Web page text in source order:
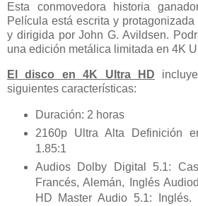
Esta conmovedora historia
Película está escrita y
y dirigida por John G. Avildsen.
una edición metálica limitada en 4K
El disco en 4K Ultra HD
siguientes características:
Duración: 2 horas
2160p Ultra Alta Definición
1.85:1
Audios Dolby Digital 5.1:
Francés, Alemán, Inglés
HD Master Audio 5.1: Inglés.